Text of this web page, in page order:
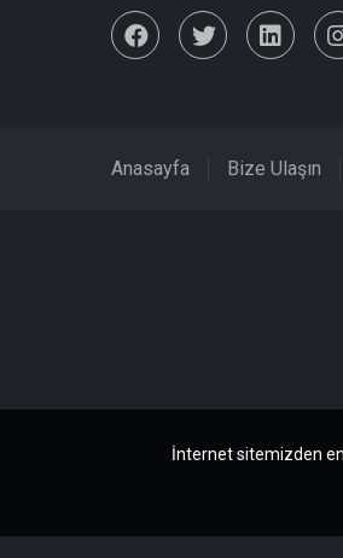
İnternet sitemizden
Anasayfa Bize Ulaşın